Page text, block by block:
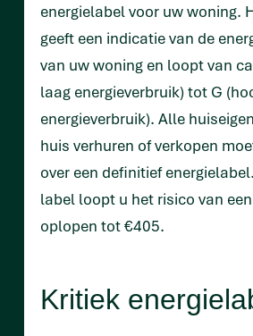
energielabel voor uw woning.
geeft een indicatie van de
van uw woning en loopt van
laag energieverbruik) tot G
energieverbruik). Alle
huis verhuren of verkopen
over een definitief
label loopt u het risico van
oplopen tot €405.
Kritiek